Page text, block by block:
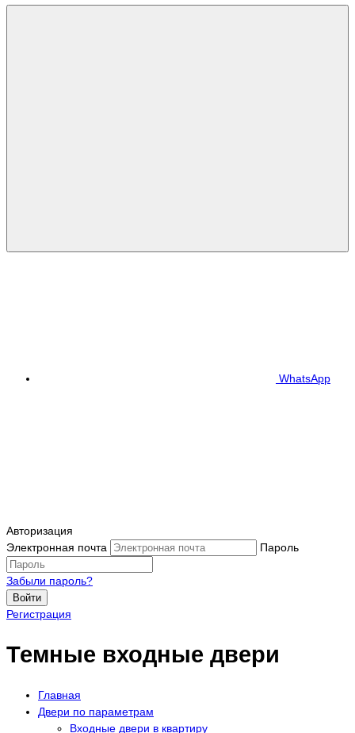
WhatsApp
Авторизация
Электронная почта
Пароль
Забыли пароль?
Войти
Регистрация
Темные входные двери
Главная
Двери по параметрам
Входные двери в квартиру